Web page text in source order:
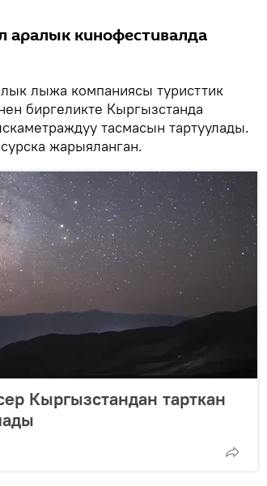
аралык кинофестивалда
лыжа компаниясы туристтик
биргеликте Кыргызстанда
тасмасын тартуулады.
жарыяланган.
Кыргызстандан тарткан